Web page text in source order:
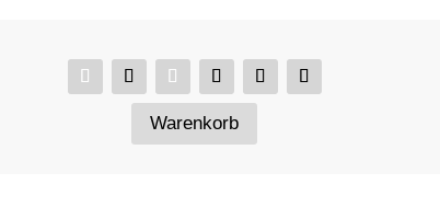
Warenkorb